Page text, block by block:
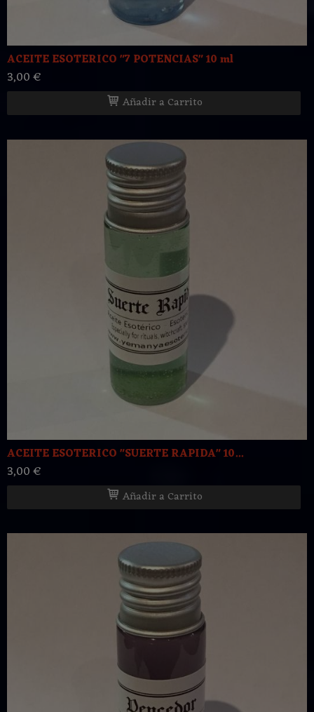
ACEITE ESOTERICO "7 POTENCIAS" 10 ml
3,00 €
Añadir a Carrito
ACEITE ESOTERICO "SUERTE RAPIDA" 10...
3,00 €
Añadir a Carrito